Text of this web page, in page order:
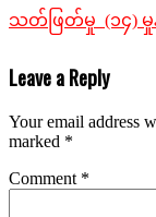
သတ်ဖြတ်မှု (၁၄)
Leave a Reply
Your email address
marked *
Comment *